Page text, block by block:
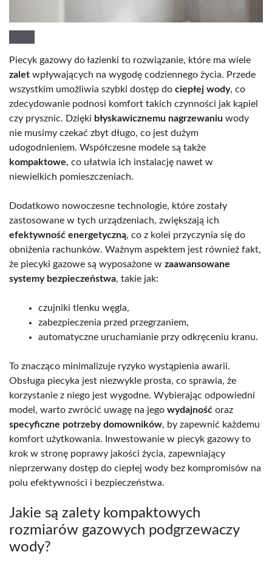
Piecyk gazowy do łazienki to rozwiązanie, które ma wiele
zalet wpływających na wygodę codziennego życia. Przede
wszystkim umożliwia szybki dostęp do ciepłej wody, co
zdecydowanie podnosi komfort takich czynności jak kąpiel
czy prysznic. Dzięki błyskawicznemu nagrzewaniu wody
nie musimy czekać zbyt długo, co jest dużym
udogodnieniem. Współczesne modele są także
kompaktowe, co ułatwia ich instalację nawet w
niewielkich pomieszczeniach.
Dodatkowo nowoczesne technologie, które zostały
zastosowane w tych urządzeniach, zwiększają ich
efektywność energetyczną, co z kolei przyczynia się do
obniżenia rachunków. Ważnym aspektem jest również fakt,
że piecyki gazowe są wyposażone w zaawansowane
systemy bezpieczeństwa, takie jak:
czujniki tlenku węgla,
zabezpieczenia przed przegrzaniem,
automatyczne uruchamianie przy odkręceniu kranu.
To znacząco minimalizuje ryzyko wystąpienia awarii.
Obsługa piecyka jest niezwykle prosta, co sprawia, że
korzystanie z niego jest wygodne. Wybierając odpowiedni
model, warto zwrócić uwagę na jego wydajność oraz
specyficzne potrzeby domowników, by zapewnić każdemu
komfort użytkowania. Inwestowanie w piecyk gazowy to
krok w stronę poprawy jakości życia, zapewniający
nieprzerwany dostęp do ciepłej wody bez kompromisów na
polu efektywności i bezpieczeństwa.
Jakie są zalety kompaktowych
rozmiarów gazowych podgrzewaczy
wody?